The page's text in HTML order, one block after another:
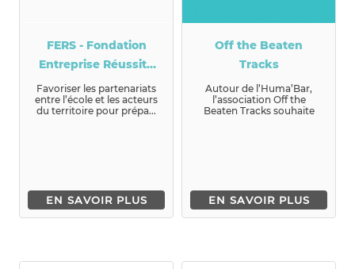
FERS - Fondation
Entreprise Réussite
Scolaire
Favoriser les partenariats
entre l’école et les acteurs
du territoire pour prépa...
EN SAVOIR PLUS
Off the Beaten
Tracks
Autour de l’Huma’Bar,
l’association Off the
Beaten Tracks souhaite
EN SAVOIR PLUS